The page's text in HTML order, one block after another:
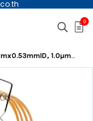
0
1.0µm(df) Capillary Column | 054148